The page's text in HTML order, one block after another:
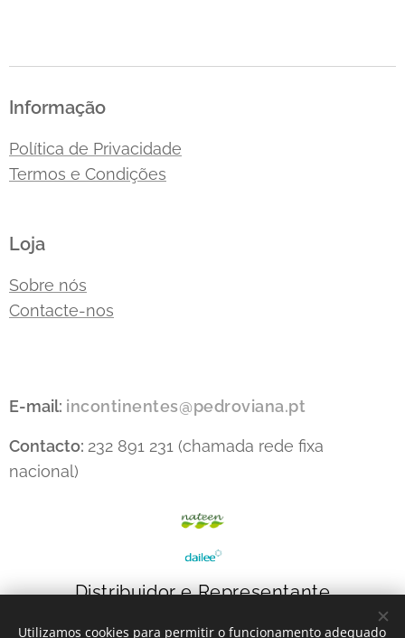
Informação
Política de Privacidade
Termos e Condições
Loja
Sobre nós
Contacte-nos
E-mail: incontinentes@pedroviana.pt
Contacto: 232 891 231 (chamada rede fixa
nacional)
Distribuidor e Representante
Utilizamos cookies para permitir o funcionamento adequado